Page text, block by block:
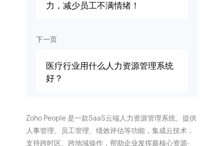
力，减少员工不满情绪！
下一页
医疗行业用什么人力资源管理系统
好？
Zoho People 是一款SaaS云端人力资源管理系统。提供
人事管理、员工管理、绩效评估等功能，集成云技术，
支持跨时区、跨地域操作，帮助企业发挥最核心资源-